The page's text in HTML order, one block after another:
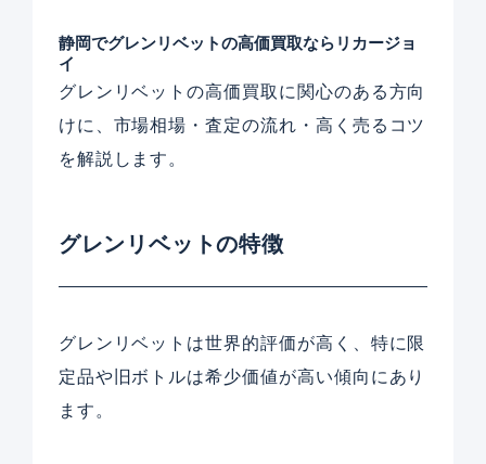
静岡でグレンリベットの高価買取ならリカージョ
イ
グレンリベットの高価買取に関心のある方向
けに、市場相場・査定の流れ・高く売るコツ
を解説します。
グレンリベットの特徴
グレンリベットは世界的評価が高く、特に限
定品や旧ボトルは希少価値が高い傾向にあり
ます。